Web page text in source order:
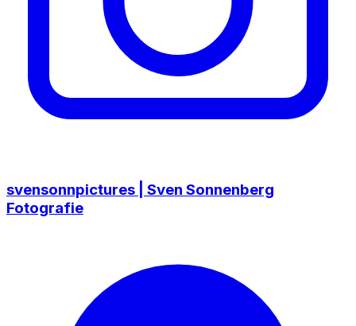
svensonnpictures | Sven Sonnenberg
Fotografie